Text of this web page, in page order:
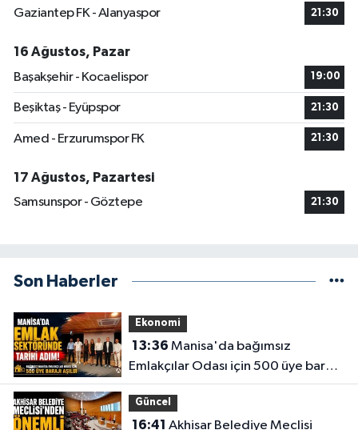
Gaziantep FK - Alanyaspor 21:30
16 Ağustos, Pazar
Başakşehir - Kocaelispor
19:00
Beşiktaş - Eyüpspor 21:30
Amed - Erzurumspor FK 21:30
17 Ağustos, Pazartesi
Samsunspor - Göztepe
21:30
Son Haberler
Ekonomi
13:36
Emlakçılar Odası için 500 üye barajı
aşıldı
Güncel
16:41